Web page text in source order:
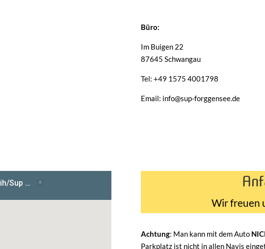
Büro:
Im Buigen 22
87645 Schwangau
Tel: +49 1575 4001798
Email: info@sup-forggensee.de
Wir freuen
Achtung: Man kann mit dem Auto
Parkplatz ist nicht in allen Navis